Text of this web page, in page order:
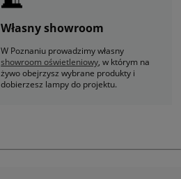
Własny showroom
W Poznaniu prowadzimy własny
showroom oświetleniowy, w którym na
żywo obejrzysz wybrane produkty i
dobierzesz lampy do projektu.